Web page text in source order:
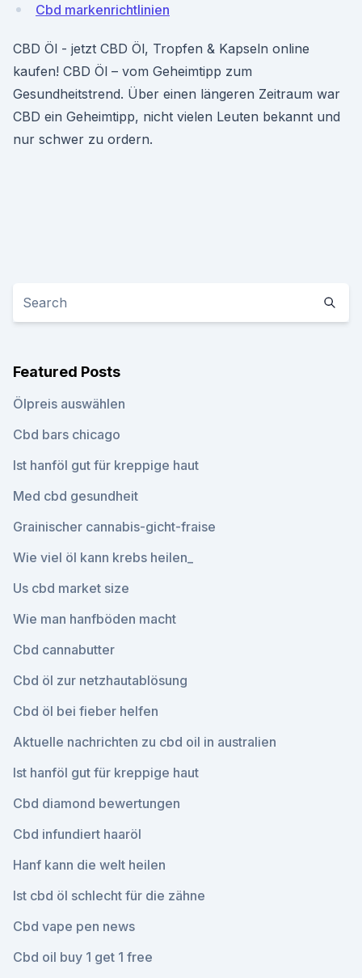
Cbd markenrichtlinien
CBD Öl - jetzt CBD Öl, Tropfen & Kapseln online
kaufen! CBD Öl – vom Geheimtipp zum
Gesundheitstrend. Über einen längeren Zeitraum war
CBD ein Geheimtipp, nicht vielen Leuten bekannt und
nur schwer zu ordern.
Featured Posts
Ölpreis auswählen
Cbd bars chicago
Ist hanföl gut für kreppige haut
Med cbd gesundheit
Grainischer cannabis-gicht-fraise
Wie viel öl kann krebs heilen_
Us cbd market size
Wie man hanfböden macht
Cbd cannabutter
Cbd öl zur netzhautablösung
Cbd öl bei fieber helfen
Aktuelle nachrichten zu cbd oil in australien
Ist hanföl gut für kreppige haut
Cbd diamond bewertungen
Cbd infundiert haaröl
Hanf kann die welt heilen
Ist cbd öl schlecht für die zähne
Cbd vape pen news
Cbd oil buy 1 get 1 free